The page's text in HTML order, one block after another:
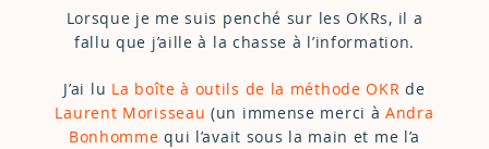
Lorsque je me suis penché sur les OKRs, il a
fallu que j’aille à la chasse à l’information.
J’ai lu La boîte à outils de la méthode OKR de
Laurent Morisseau (un immense merci àAndra
Bonhomme qui l’avait sous la main et me l’a